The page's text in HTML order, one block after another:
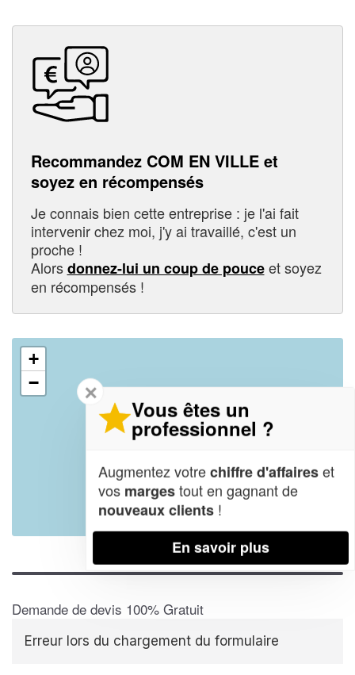
Recommandez COM EN VILLE et
soyez en récompensés
Je connais bien cette entreprise : je l'ai fait
intervenir chez moi, j'y ai travaillé, c'est un
proche !
Alorsdonnez-lui un coup de pouceet soyez
en récompensés !
+
−
Leaflet| Map data ©OpenStreetMap contributors,CC-BY-SA
Demande de devis 100% Gratuit
Erreur lors du chargement du formulaire
✕
Vous êtes un
professionnel ?
Augmentez votrechiffre d'affaireset
vos margestout en gagnant de
nouveaux clients !
En savoir plus